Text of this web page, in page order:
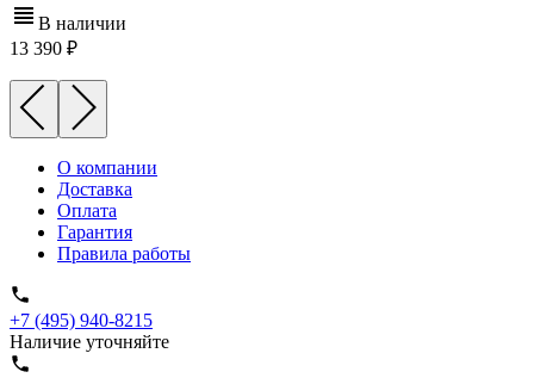
В наличии
13 390
О компании
Доставка
Оплата
Гарантия
Правила работы
+7 (495) 940-8215
Наличие уточняйте